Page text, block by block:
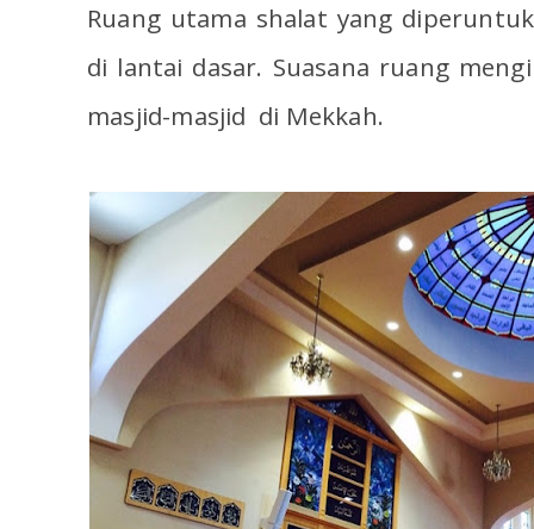
Ruang utama shalat yang
di lantai dasar. Suasana ruang
masjid-masjid di Mekkah.